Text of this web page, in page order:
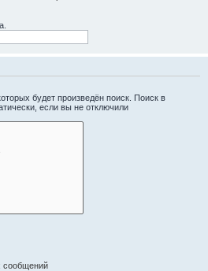
будет произведён поиск. Поиск в
если вы не отключили
сообщений